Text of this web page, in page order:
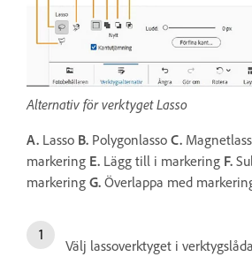
Alternativ för verktyget Lasso
A. Lasso B. Polygonlasso C.
markering E. Lägg till i markering F.
markering G. Överlappa med
Välj lassoverktyget i